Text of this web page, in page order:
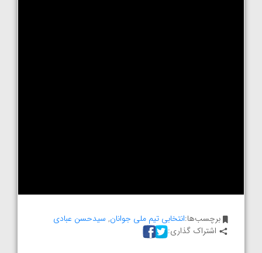
برچسب‌ها:انتخابی تیم ملی جوانان, سیدحسن عبادی
اشتراک گذاری: